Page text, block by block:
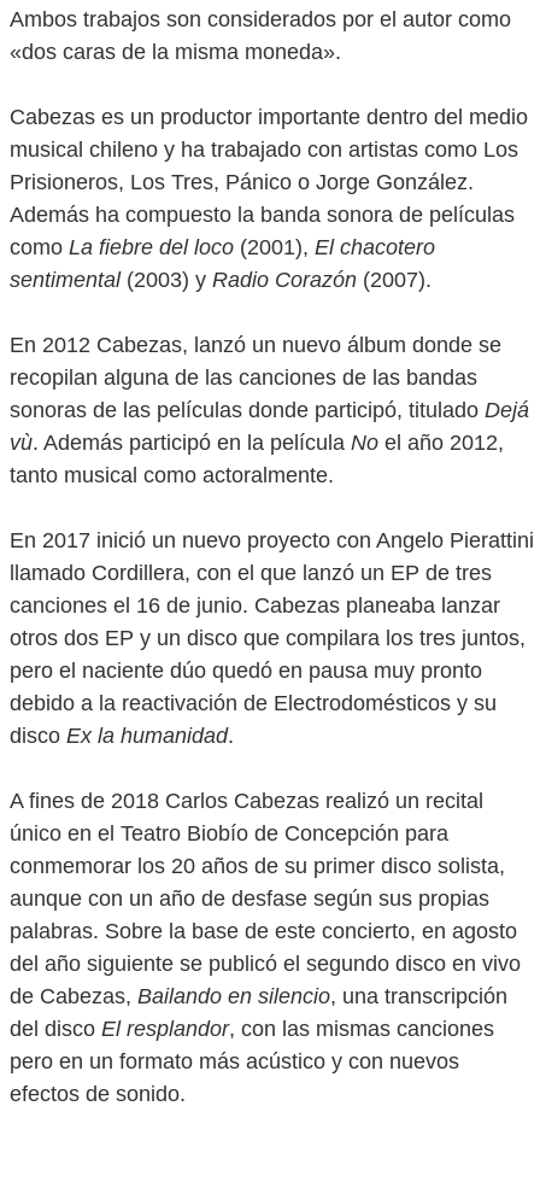
Ambos trabajos son considerados por el autor como
«dos caras de la misma moneda».
Cabezas es un productor importante dentro del medio
musical chileno y ha trabajado con artistas como Los
Prisioneros, Los Tres, Pánico o Jorge González.
Además ha compuesto la banda sonora de películas
como La fiebre del loco (2001), El chacotero
sentimental(2003) y Radio Corazón (2007).
En 2012 Cabezas, lanzó un nuevo álbum donde se
recopilan alguna de las canciones de las bandas
sonoras de las películas donde participó, titulado Dejá
vù. Además participó en la película No el año 2012,
tanto musical como actoralmente.
En 2017 inició un nuevo proyecto con Angelo Pierattini
llamado Cordillera, con el que lanzó un EP de tres
canciones el 16 de junio. Cabezas planeaba lanzar
otros dos EP y un disco que compilara los tres juntos,
pero el naciente dúo quedó en pausa muy pronto
debido a la reactivación de Electrodomésticos y su
disco Ex la humanidad.
A fines de 2018 Carlos Cabezas realizó un recital
único en el Teatro Biobío de Concepción para
conmemorar los 20 años de su primer disco solista,
aunque con un año de desfase según sus propias
palabras. Sobre la base de este concierto, en agosto
del año siguiente se publicó el segundo disco en vivo
de Cabezas, Bailando en silencio, una transcripción
del disco El resplandor, con las mismas canciones
pero en un formato más acústico y con nuevos
efectos de sonido.